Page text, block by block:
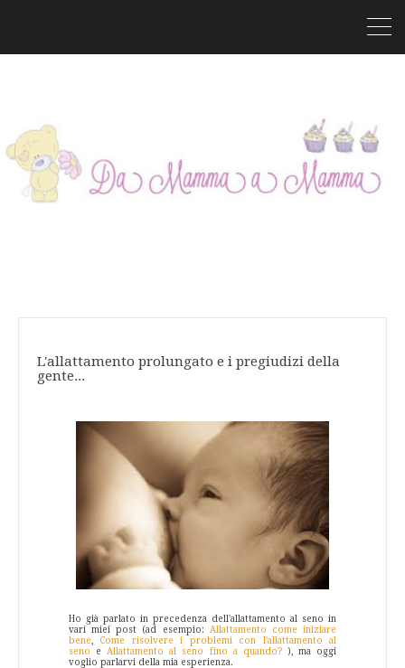
L'allattamento prolungato e i pregiudizi della
gente...
Ho già parlato in precedenza dell'allattamento al seno in
vari miei post (ad esempio:
Allattamento come iniziare
bene
Come risolvere i problemi con l'allattamento al
seno e Allattamento al seno fino a quando?), ma oggi
voglio parlarvi della mia esperienza.